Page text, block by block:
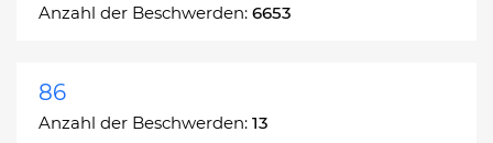
Anzahl der Beschwerden: 6653
86
Anzahl der Beschwerden: 13